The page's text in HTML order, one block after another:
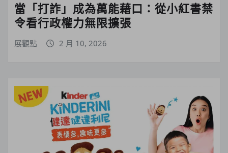
當「打詐」成為萬能藉口：從小紅書禁
令看行政權力無限擴張
展觀點 2 月 10, 2026